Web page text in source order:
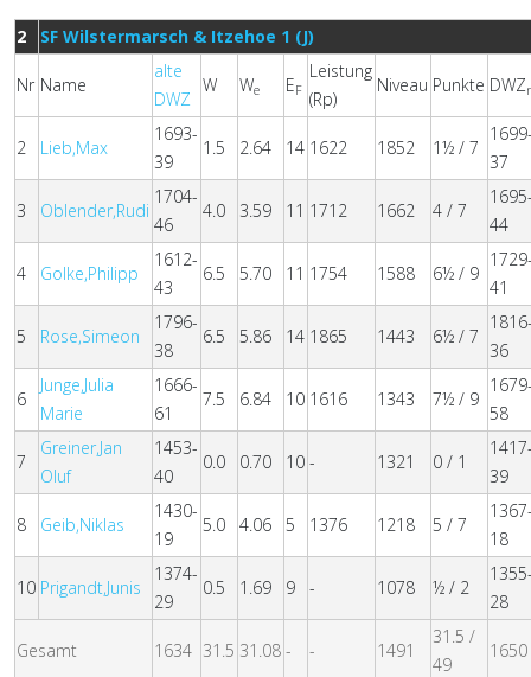
2 SF Wilstermarsch & Itzehoe 1 (J)
Nr Name
alte
DWZ
W We EF
Leistung
(Rp)
Niveau Punkte DWZ
2 Lieb,Max
1693-
39
1.5 2.64 14 1622 1852 1½ / 7
37
3 Oblender,Rudi
1704-
46
4.0 3.59 11 1712 1662 4 / 7
44
4 Golke,Philipp
1612-
43
6.5 5.70 11 1754 1588 6½ / 9
41
5 Rose,Simeon
1796-
38
6.5 5.86 14 1865 1443 6½ / 7
36
6
Junge,Julia
Marie
1666-
61
7.5 6.84 10 1616 1343 7½ / 9
58
7
Greiner,Jan
Oluf
1453-
40
0.0 0.70 10 - 1321 0 / 1
39
8 Geib,Niklas
1430-
19
5.0 4.06 5 1376 1218 5 / 7
18
10 Prigandt,Junis
1374-
29
0.5 1.69 9 - 1078 ½ / 2
28
Gesamt 1634 31.5 31.08 - - 1491
31.5 /
49
1650